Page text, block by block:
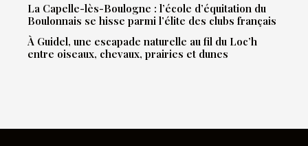
La Capelle-lès-Boulogne : l’école d’équitation du
Boulonnais se hisse parmi l’élite des clubs français
À Guidel, une escapade naturelle au fil du Loc’h
entre oiseaux, chevaux, prairies et dunes